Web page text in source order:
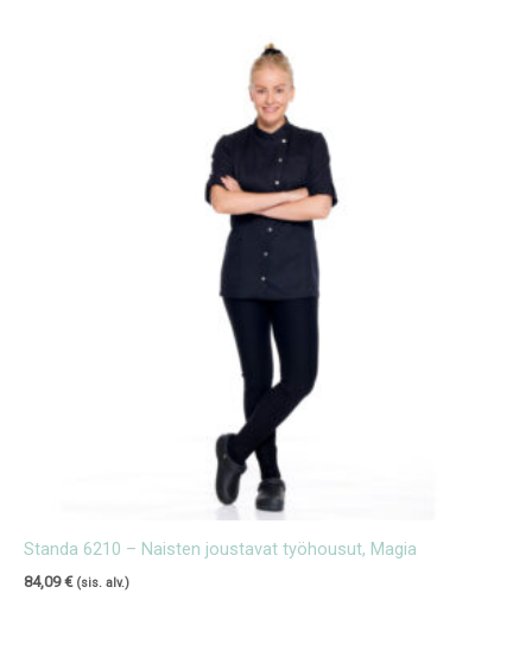
Standa 6210 – Naisten joustavat työhousut, Magia
84,09€ (sis. alv.)